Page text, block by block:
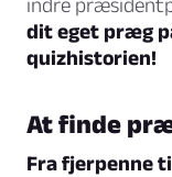
indre
dit eget præg
quizhistorien!
At finde
Fra fjerpenne